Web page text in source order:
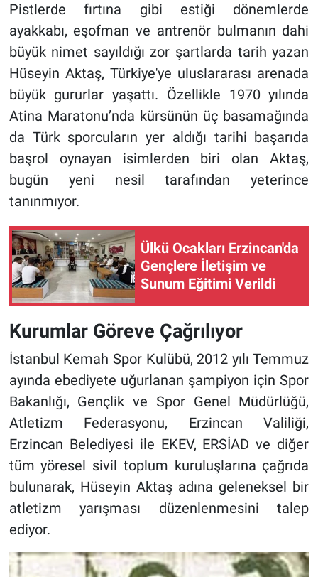
Pistlerde fırtına gibi estiği dönemlerde
ayakkabı, eşofman ve antrenör bulmanın dahi
büyük nimet sayıldığı zor şartlarda tarih yazan
Hüseyin Aktaş, Türkiye'ye uluslararası arenada
büyük gururlar yaşattı. Özellikle 1970 yılında
Atina Maratonu’nda kürsünün üç basamağında
da Türk sporcuların yer aldığı tarihi başarıda
başrol oynayan isimlerden biri olan Aktaş,
bugün yeni nesil tarafından yeterince
tanınmıyor.
Ülkü Ocakları Erzincan'da
Gençlere İletişim ve
Sunum Eğitimi Verildi
Kurumlar Göreve Çağrılıyor
İstanbul Kemah Spor Kulübü, 2012 yılı Temmuz
ayında ebediyete uğurlanan şampiyon için Spor
Bakanlığı, Gençlik ve Spor Genel Müdürlüğü,
Atletizm Federasyonu, Erzincan Valiliği,
Erzincan Belediyesi ile EKEV, ERSİAD ve diğer
tüm yöresel sivil toplum kuruluşlarına çağrıda
bulunarak, Hüseyin Aktaş adına geleneksel bir
atletizm yarışması düzenlenmesini talep
ediyor.